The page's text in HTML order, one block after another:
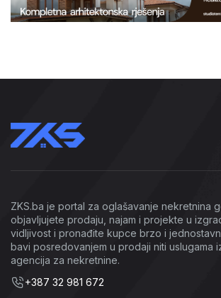
ZKS.ba je portal za oglašavanje nekretnina
objavljujete prodaju, najam i projekte u
vidljivost i pronađite kupce brzo i
bavi posredovanjem u prodaji niti uslugama
agencija za nekretnine.
+387 32 981 672